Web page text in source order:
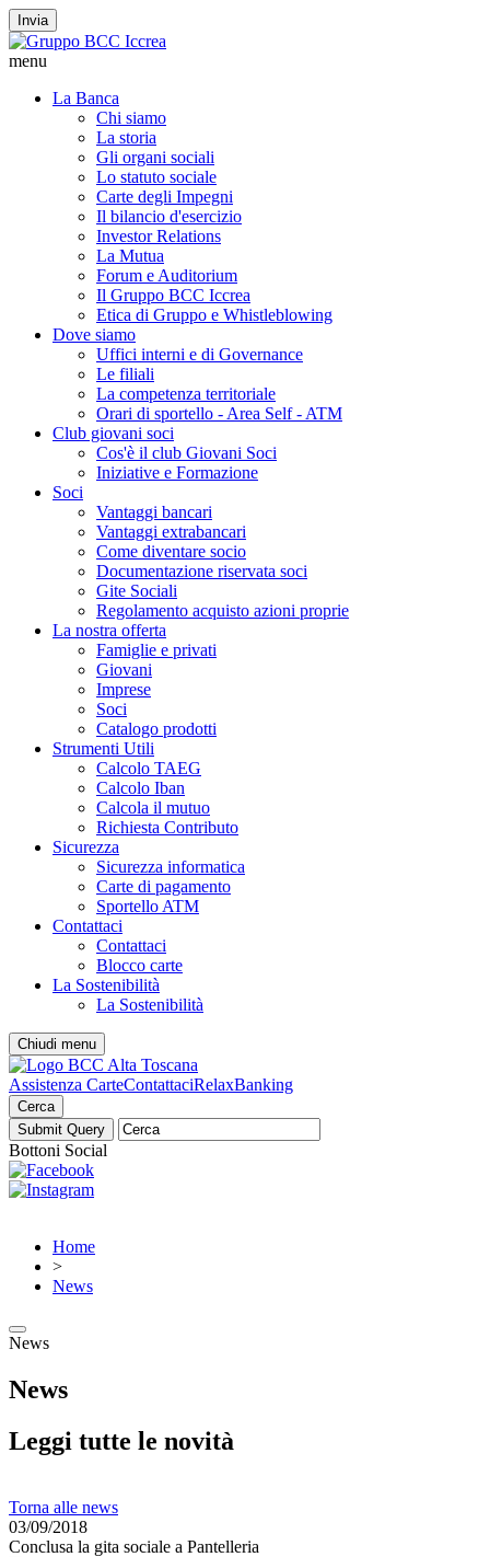
Invia
menu
La Banca
Chi siamo
La storia
Gli organi sociali
Lo statuto sociale
Carte degli Impegni
Il bilancio d'esercizio
Investor Relations
La Mutua
Forum e Auditorium
Il Gruppo BCC Iccrea
Etica di Gruppo e Whistleblowing
Dove siamo
Uffici interni e di Governance
Le filiali
La competenza territoriale
Orari di sportello - Area Self - ATM
Club giovani soci
Cos'è il club Giovani Soci
Iniziative e Formazione
Soci
Vantaggi bancari
Vantaggi extrabancari
Come diventare socio
Documentazione riservata soci
Gite Sociali
Regolamento acquisto azioni proprie
La nostra offerta
Famiglie e privati
Giovani
Imprese
Soci
Catalogo prodotti
Strumenti Utili
Calcolo TAEG
Calcolo Iban
Calcola il mutuo
Richiesta Contributo
Sicurezza
Sicurezza informatica
Carte di pagamento
Sportello ATM
Contattaci
Contattaci
Blocco carte
La Sostenibilità
La Sostenibilità
Chiudi menu
Assistenza CarteContattaciRelaxBanking
Cerca
Bottoni Social
Home
>
News
News
News
Leggi tutte le novità
Torna alle news
03/09/2018
Conclusa la gita sociale a Pantelleria